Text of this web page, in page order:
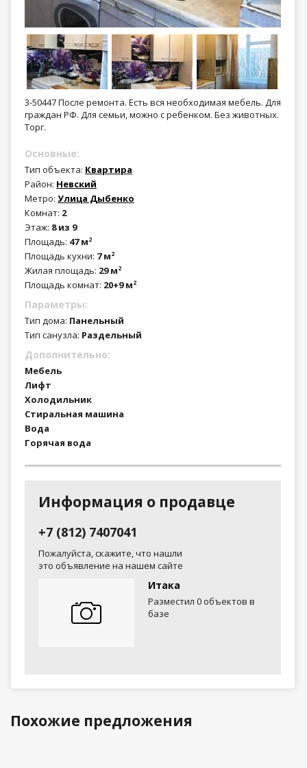
3-50447 После ремонта. Есть вся необходимая мебель. Для
граждан РФ. Для семьи, можно с ребенком. Без животных.
Торг.
Основные:
Тип объекта: Квартира
Район: Невский
Метро: Улица Дыбенко
Комнат: 2
Этаж: 8 из 9
Площадь: 47 м2
Площадь кухни: 7 м2
Жилая площадь: 29 м2
Площадь комнат: 20+9 м2
Параметры:
Тип дома: Панельный
Тип санузла: Раздельный
Дополнительно:
Мебель
Лифт
Холодильник
Стиральная машина
Вода
Горячая вода
Информация о продавце
+7 (812) 7407041
Пожалуйста, скажите, что нашли
это объявление на нашем сайте
Итака
Разместил 0 объектов в
базе
Похожие предложения